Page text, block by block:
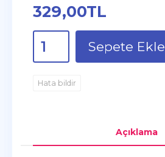
329,00TL
Sepete Ekle
Hata bildir
Açıklama